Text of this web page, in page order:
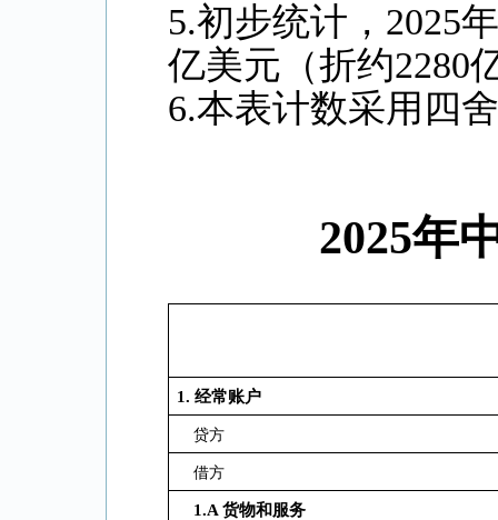
5.初步统计，2025
亿美元（折约2280
6.本表计数采用四
2025年
1.经常账户
贷方
借方
1.A 货物和服务